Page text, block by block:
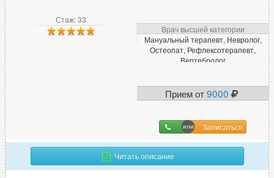
Стаж: 33
Врач высшей категории
Мануальный терапевт, Невролог,
Остеопат, Рефлексотерапевт,
Вертебролог
Прием от9000
Записаться
Читать описание